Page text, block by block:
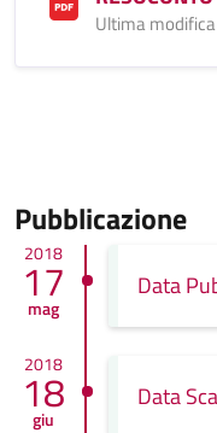
Ultima
Pubblicazione
2018
17
mag
Data
2018
18
giu
Data